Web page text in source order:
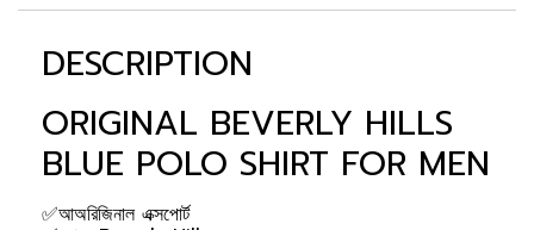
DESCRIPTION
ORIGINAL BEVERLY HILLS
BLUE POLO SHIRT FOR MEN
✅আঅরিজিনাল এক্সপোর্ট